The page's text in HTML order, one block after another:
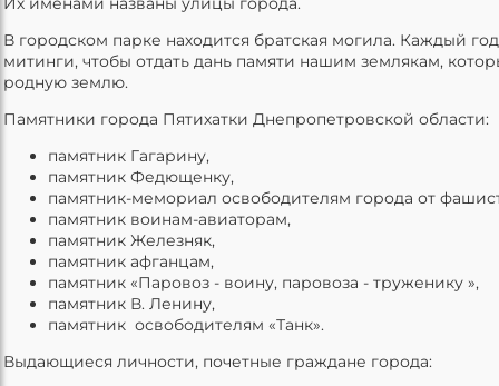
В городском парке находится братская могила. Каждый
митинги, чтобы отдать дань памяти нашим землякам,
родную землю.
Памятники города Пятихатки Днепропетровской области:
памятник Гагарину,
памятник Федющенку,
памятник-мемориал освободителям города от
памятник воинам-авиаторам,
памятник Железняк,
памятник афганцам,
памятник «Паровоз - воину, паровоза - труженику »,
памятник В. Ленину,
памятник освободителям «Танк».
Выдающиеся личности, почетные граждане города: